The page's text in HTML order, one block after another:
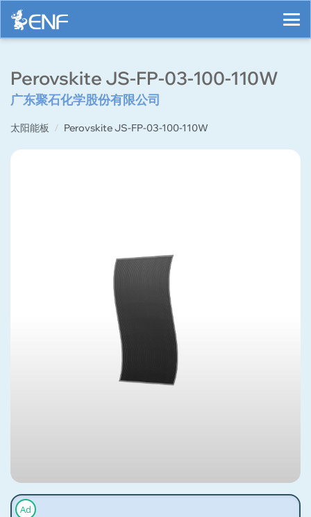
Perovskite JS-FP-03-100-110W
广东聚石化学股份有限公司
太阳能板 Perovskite JS-FP-03-100-110W
Ad